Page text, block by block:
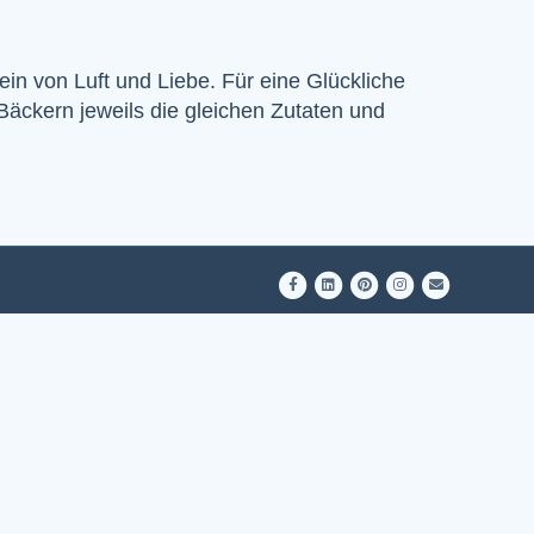
von Luft und Liebe. Für eine Glückliche
jeweils die gleichen Zutaten und
FacebookLinkedinPinterestInstagram